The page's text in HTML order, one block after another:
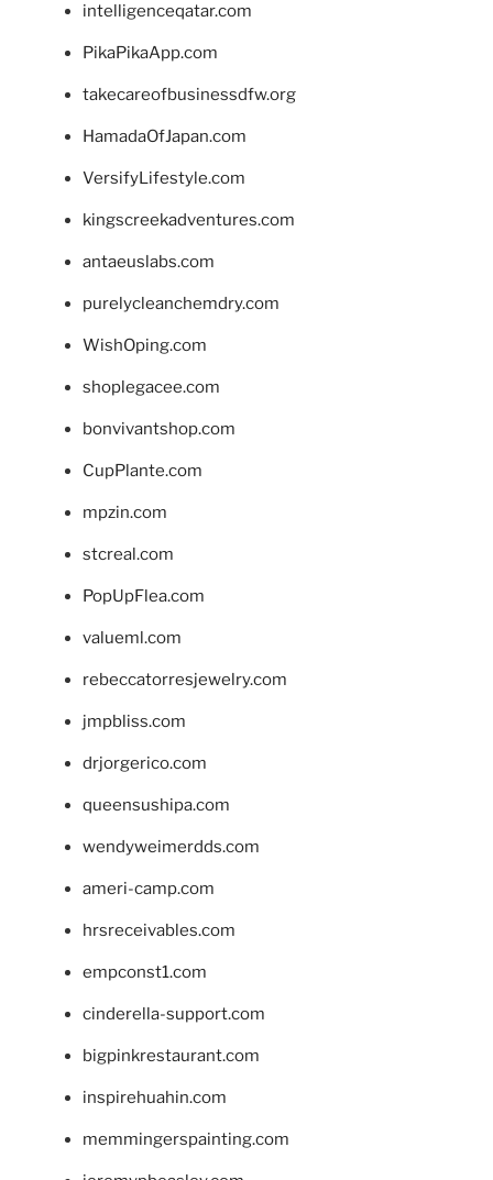
intelligenceqatar.com
PikaPikaApp.com
takecareofbusinessdfw.org
HamadaOfJapan.com
VersifyLifestyle.com
kingscreekadventures.com
antaeuslabs.com
purelycleanchemdry.com
WishOping.com
shoplegacee.com
bonvivantshop.com
CupPlante.com
mpzin.com
stcreal.com
PopUpFlea.com
valueml.com
rebeccatorresjewelry.com
jmpbliss.com
drjorgerico.com
queensushipa.com
wendyweimerdds.com
ameri-camp.com
hrsreceivables.com
empconst1.com
cinderella-support.com
bigpinkrestaurant.com
inspirehuahin.com
memmingerspainting.com